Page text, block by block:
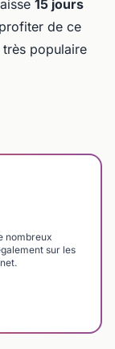
15 jours
de ce
très populaire
nombreux
sur les